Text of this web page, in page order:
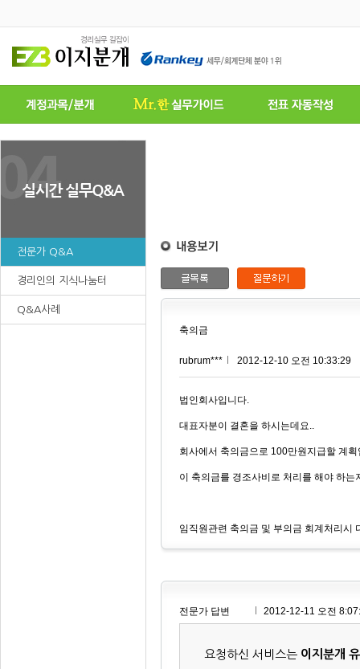
전문가 Q&A
경리인의 지식나눔터
Q&A사례
축의금
rubrum*** 2012-12-10 오전 10:33:29
법인회사입니다.
대표자분이 결혼을 하시는데요..
회사에서 축의금으로 100만원지급할 계획
이 축의금를 경조사비로 처리를 해야 하
임직원관련 축의금 및 부의금 회계처리시
전문가 답변 2012-12-11 오전
요청하신 서비스는 이지분개